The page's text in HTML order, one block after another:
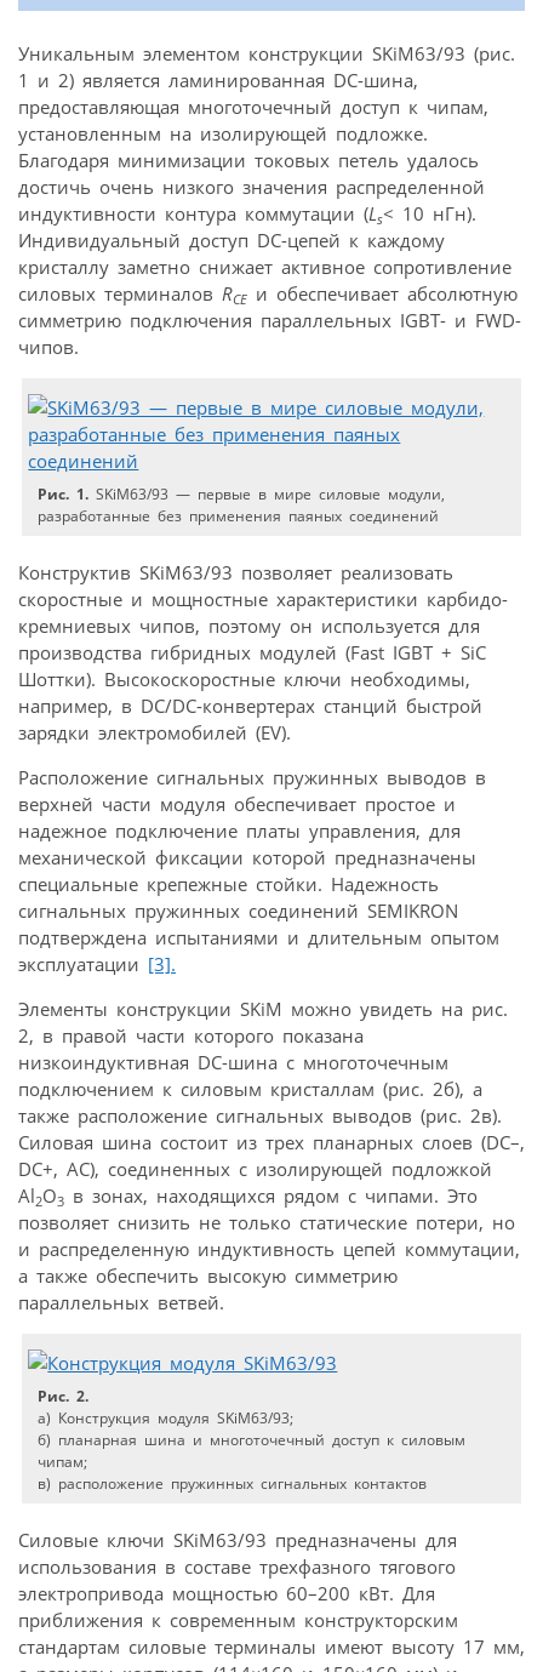
Уникальным элементом конструкции SKiM63/93 (рис.
1 и 2) является ламинированная DC-шина,
предоставляющая многоточечный доступ к чипам,
установленным на изолирующей подложке.
Благодаря минимизации токовых петель удалось
достичь очень низкого значения распределенной
индуктивности контура коммутации (Ls< 10 нГн).
Индивидуальный доступ DC-цепей к каждому
кристаллу заметно снижает активное сопротивление
силовых терминалов RCE и обеспечивает абсолютную
симметрию подключения параллельных IGBT- и FWD-
чипов.
Рис. 1. SKiM63/93 — первые в мире силовые модули,
разработанные без применения паяных соединений
Конструктив SKiM63/93 позволяет реализовать
скоростные и мощностные характеристики карбидо­
кремниевых чипов, поэтому он используется для
производства гибридных модулей (Fast IGBT + SiC
Шоттки). Высокоскоростные ключи необходимы,
например, в DC/DC-конвертерах станций быстрой
зарядки электромобилей (EV).
Расположение сигнальных пружинных выводов в
верхней части модуля обеспечивает простое и
надежное подключение платы управления, для
механической фиксации которой предназначены
специальные крепежные стойки. Надежность
сигнальных пружинных соединений SEMIKRON
подтверждена испытаниями и длительным опытом
эксплуатации [3].
Элементы конструкции SKiM можно увидеть на рис.
2, в правой части которого показана
низкоиндуктивная DC-шина с много­точечным
подключением к силовым кристаллам (рис. 2б), а
также расположение сигнальных выводов (рис. 2в).
Силовая шина состоит из трех планарных слоев (DC–,
DC+, АC), соединенных с изолирующей подложкой
Al2O3 в зонах, находящихся рядом с чипами. Это
позволяет снизить не только статические потери, но
и распределенную индуктивность цепей коммутации,
а также обеспечить высокую симметрию
параллельных ветвей.
Рис. 2.
a) Конструкция модуля SKiM63/93;
б) планарная шина и многоточечный доступ к силовым
чипам;
в) расположение пружинных сигнальных контактов
Силовые ключи SKiM63/93 предназначены для
использования в составе трехфазного тягового
электропривода мощностью 60–200 кВт. Для
приближения к современным конструкторским
стандартам силовые терминалы имеют высоту 17 мм,